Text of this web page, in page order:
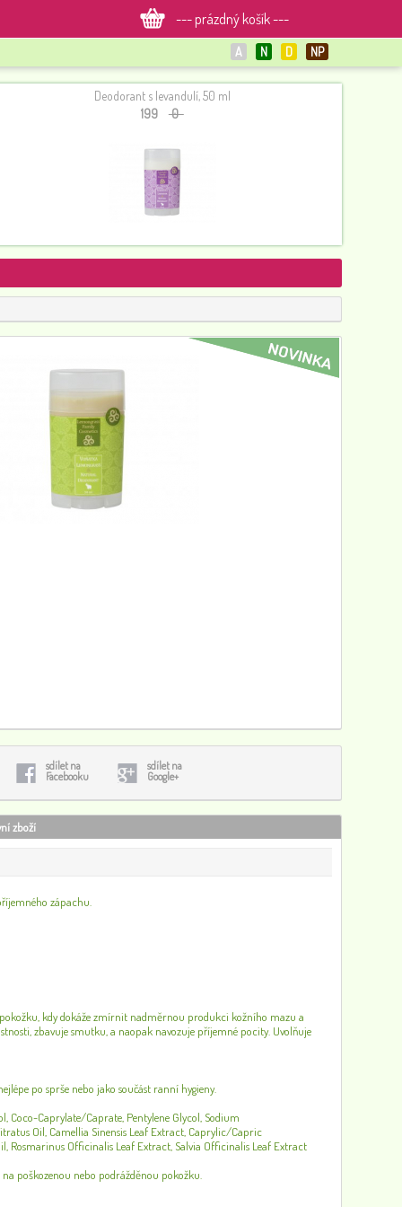
--- prázdný košík ---
A N D NP
Deodorant s levandulí, 50 ml
199 0
Alkoholová dezinfekce rukou s rozprašovačem 0,2 l
HEMP tyčinka s konopným semínkem, jablky a skořicí 50g
Konopný sprchový gel, tuba, 250ml
1000
Akátová sůl do koupele se skořicí, 260g
287
0
sdílet na
Facebooku
sdílet na
Google+
zboží
zápachu.
pokožku, kdy dokáže zmírnit nadměrnou produkci kožního mazu a
zbavuje smutku, a naopak navozuje příjemné pocity. Uvolňuje
po sprše nebo jako součást ranní hygieny.
Coco-Caprylate/Caprate, Pentylene Glycol, Sodium
Oil, Camellia Sinensis Leaf Extract, Caprylic/Capric
Rosmarinus Officinalis Leaf Extract, Salvia Officinalis Leaf Extract
poškozenou nebo podrážděnou pokožku.